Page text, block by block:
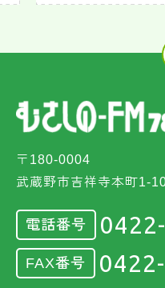
〒180-0004
武蔵野市吉祥寺本町1-
電話番号
FAX番号